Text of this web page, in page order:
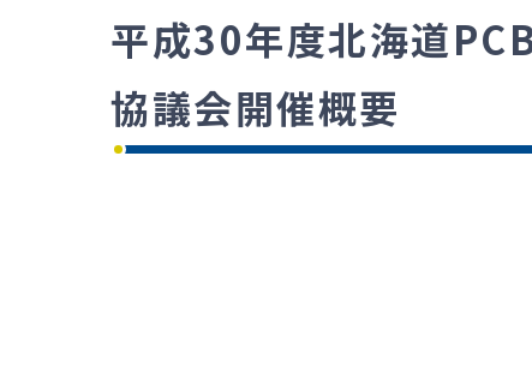
平成30年度北海道
協議会開催概要